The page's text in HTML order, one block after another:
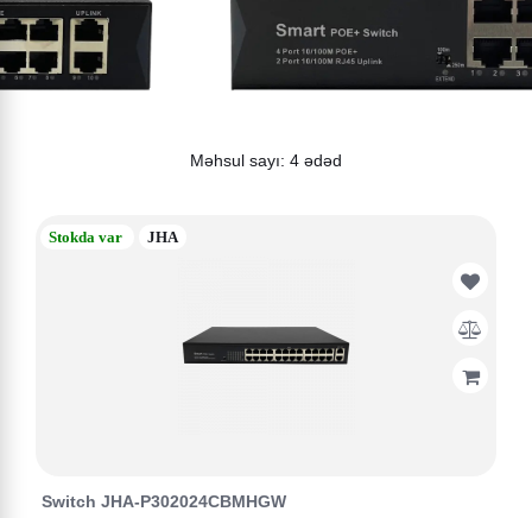
Məhsul sayı: 4 ədəd
Stokda var JHA
Switch JHA-P302024CBMHGW